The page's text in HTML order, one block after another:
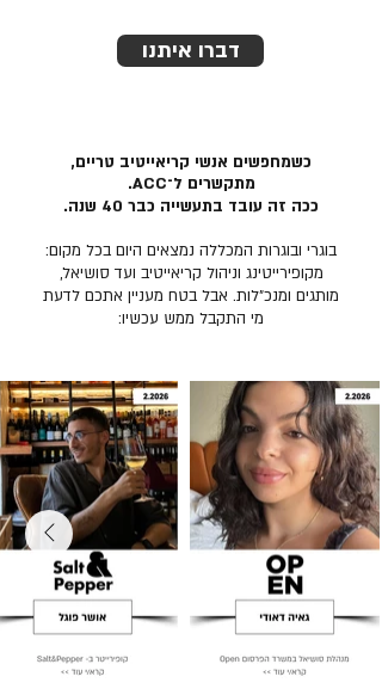
דברו איתנו
כשמחפשים אנשי קריאייטיב טריים,
מתקשרים ל־ACC.
ככה זה עובד בתעשייה כבר 40 שנה.
בוגרי ובוגרות המכללה נמצאים היום בכל מקום:
מקופירייטינג וניהול קריאייטיב ועד סושיאל,
מותגים ומנכ״לות. אבל בטח מעניין אתכם לדעת
מי התקבל ממש עכשיו: